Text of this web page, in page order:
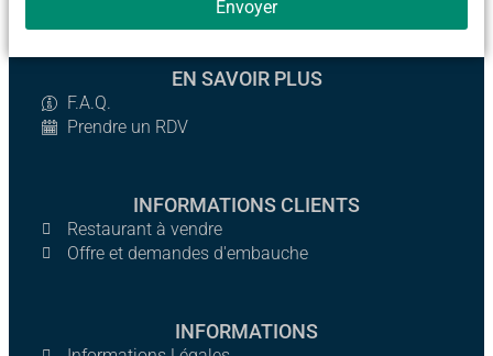
Envoyer
EN SAVOIR PLUS
F.A.Q.
Prendre un RDV
INFORMATIONS CLIENTS
Restaurant à vendre
Offre et demandes d'embauche
INFORMATIONS